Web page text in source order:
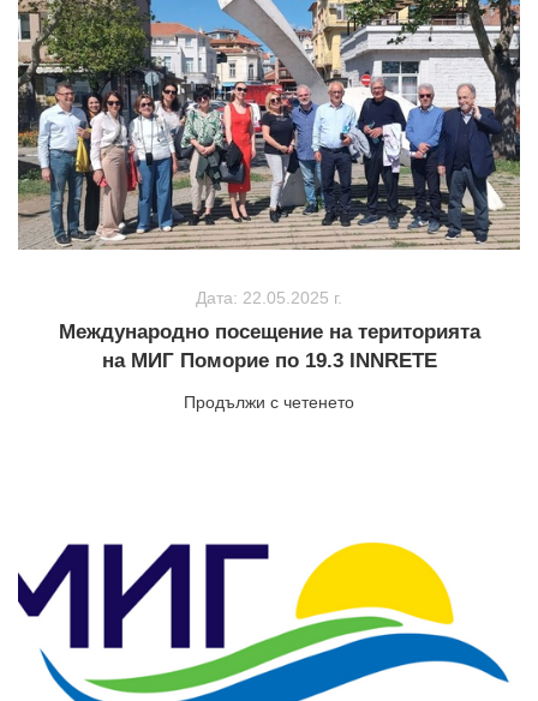
Дата: 22.05.2025 г.
Международно посещение на територията
на МИГ Поморие по 19.3 INNRETE
Продължи с четенето